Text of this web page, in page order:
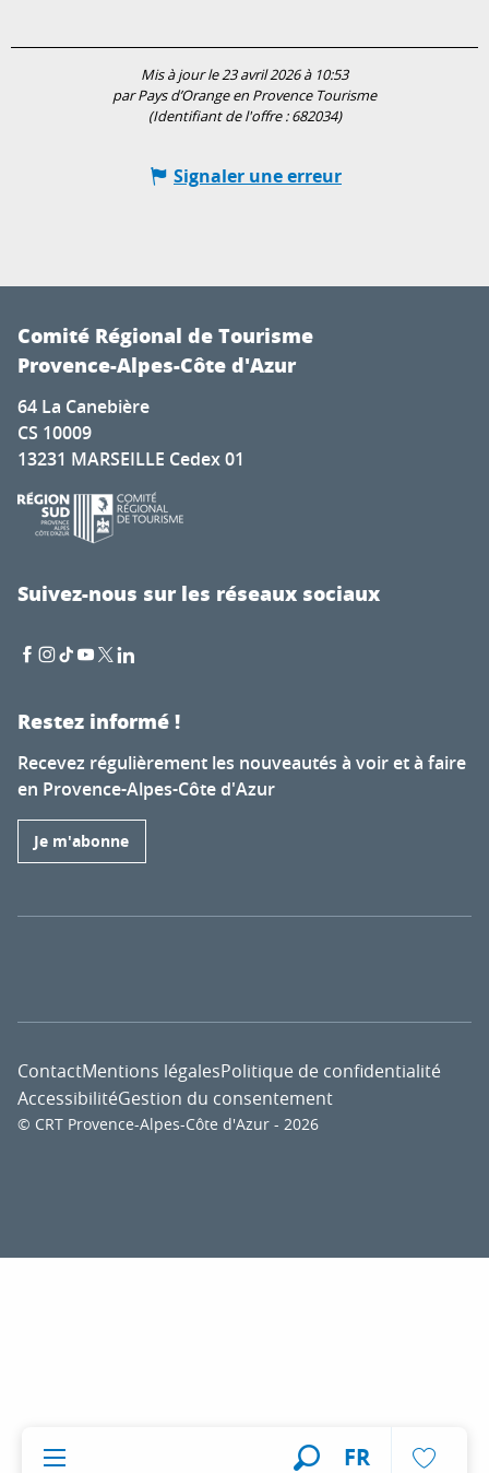
FR
Mis à jour le 23 avril 2026 à 10:53
par Pays d’Orange en Provence Tourisme
(Identifiant de l'offre :682034)
Signaler une erreur
Comité Régional de Tourisme
Provence-Alpes-Côte d'Azur
64 La Canebière
CS 10009
13231 MARSEILLE Cedex 01
Suivez-nous sur les réseaux sociaux
Restez informé !
Recevez régulièrement les nouveautés à voir et à faire
en Provence-Alpes-Côte d'Azur
Je m'abonne
© CRT Provence-Alpes-Côte d'Azur - 2026
ContactMentions légalesPolitique de confidentialité
AccessibilitéGestion du consentement